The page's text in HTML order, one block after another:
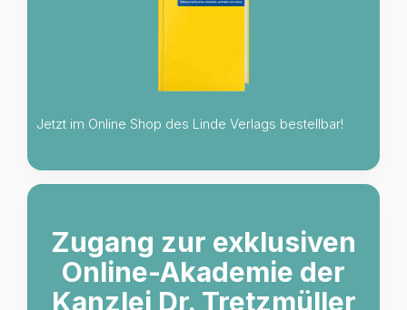
Jetzt im Online Shop des Linde Verlags bestellbar!
Zugang zur exklusiven
Online-Akademie der
Kanzlei Dr. Tretzmüller